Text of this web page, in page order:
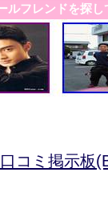
ルフレンドを探し
コミ掲示板